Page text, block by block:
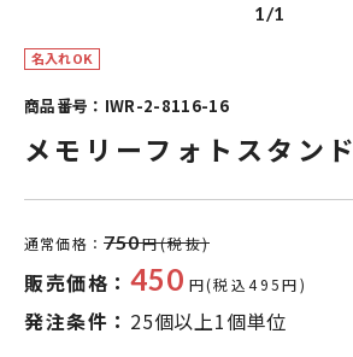
1/1
名入れOK
商品番号：IWR-2-8116-16
メモリーフォトスタンド
通常価格： 750円(税抜)
販売価格： 450 円(税込495円)
発注条件： 25個以上1個単位